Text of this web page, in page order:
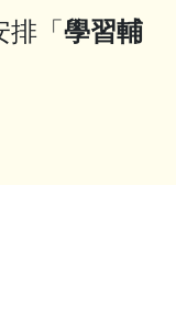
排「學習輔